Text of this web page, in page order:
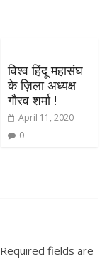
विश्व हिंदू महासंघ
के ज़िला अध्यक्ष
गौरव शर्मा !
April 11, 2020
0
Required fields are